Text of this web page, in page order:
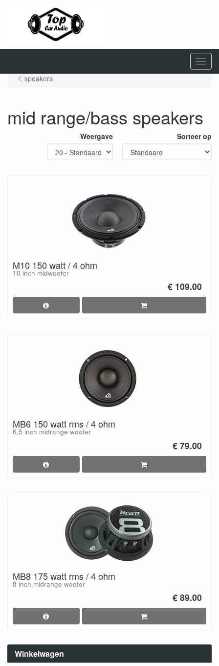
M
e
Winkelwagen
speakers
mid range/bass speakers
Weergave Sorteer op
M10 150 watt / 4 ohm
10 inch midwoofer
€ 109.00
MB6 150 watt rms / 4 ohm
6,5 inch midrange woofer
€ 79.00
MB8 175 watt rms / 4 ohm
8 inch midrange woofer
€ 89.00